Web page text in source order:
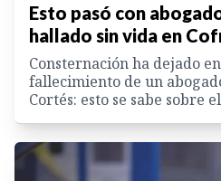
Esto pasó con
hallado sin vida en
Consternación ha dejado
fallecimiento de un
Cortés: esto se sabe sobre